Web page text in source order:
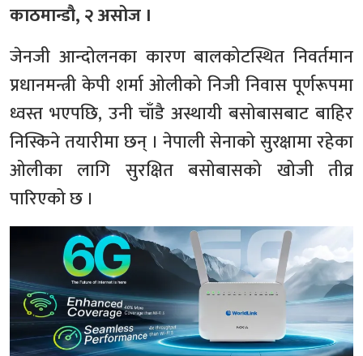
काठमान्डौ, २ असोज ।
जेनजी आन्दोलनका कारण बालकोटस्थित निवर्तमान
प्रधानमन्त्री केपी शर्मा ओलीको निजी निवास पूर्णरूपमा
ध्वस्त भएपछि, उनी चाँडै अस्थायी बसोबासबाट बाहिर
निस्किने तयारीमा छन् । नेपाली सेनाको सुरक्षामा रहेका
ओलीका लागि सुरक्षित बसोबासको खोजी तीव्र
पारिएको छ ।